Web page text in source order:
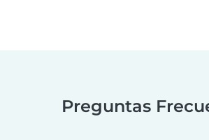
Preguntas